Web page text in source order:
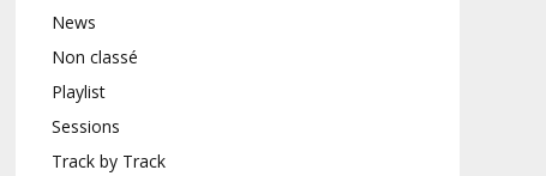
News
Non classé
Playlist
Sessions
Track by Track